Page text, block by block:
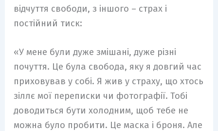
відчуття свободи, з іншого – страх і
постійний тиск:
«У мене були дуже змішані, дуже різні
почуття. Це була свобода, яку я довгий час
приховував у собі. Я жив у страху, що хтось
зіллє мої переписки чи фотографії. Тобі
доводиться бути холодним, щоб тебе не
можна було пробити. Це маска і броня. Але